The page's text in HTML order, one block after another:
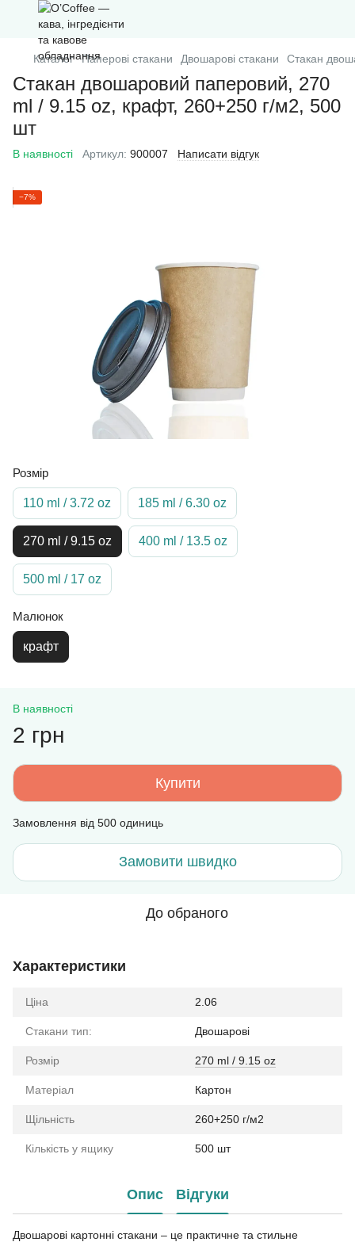
Каталог Паперові стакани Двошарові стакани Стакан
Стакан двошаровий паперовий, 270
ml / 9.15 oz, крафт, 260+250 г/м2, 500
шт
В наявності Артикул: 900007 Написати відгук
−7%
Розмір
110 ml / 3.72 oz 185 ml / 6.30 oz
270 ml / 9.15 oz 400 ml / 13.5 oz
500 ml / 17 oz
Малюнок
крафт
В наявності
2 грн
Купити
Замовлення від 500 одиниць
Замовити швидко
До обраного
Характеристики
Ціна 2.06
Стакани тип: Двошарові
Розмір 270 ml / 9.15 oz
Матеріал Картон
Щільність 260+250 г/м2
Кількість у ящику 500 шт
Опис Відгуки
Двошарові картонні стакани – це практичне та стильне